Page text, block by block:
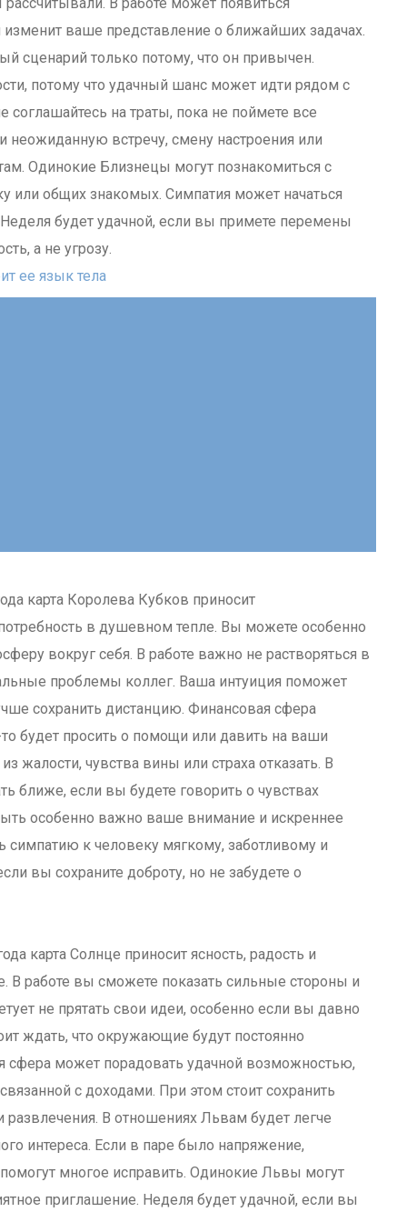
ваше представление о ближайших задачах.
сценарий только потому, что он привычен.
потому что удачный шанс может идти рядом с
на траты, пока не поймете все
неожиданную встречу, смену настроения или
Одинокие Близнецы могут познакомиться с
или общих знакомых. Симпатия может начаться
будет удачной, если вы примете перемены
а не угрозу.
ее язык тела
карта Королева Кубков приносит
в душевном тепле. Вы можете особенно
вокруг себя. В работе важно не растворяться в
проблемы коллег. Ваша интуиция поможет
сохранить дистанцию. Финансовая сфера
будет просить о помощи или давить на ваши
жалости, чувства вины или страха отказать. В
ближе, если вы будете говорить о чувствах
особенно важно ваше внимание и искреннее
симпатию к человеку мягкому, заботливому и
вы сохраните доброту, но не забудете о
карта Солнце приносит ясность, радость и
В работе вы сможете показать сильные стороны и
не прятать свои идеи, особенно если вы давно
ждать, что окружающие будут постоянно
сфера может порадовать удачной возможностью,
с доходами. При этом стоит сохранить
развлечения. В отношениях Львам будет легче
интереса. Если в паре было напряжение,
многое исправить. Одинокие Львы могут
приглашение. Неделя будет удачной, если вы